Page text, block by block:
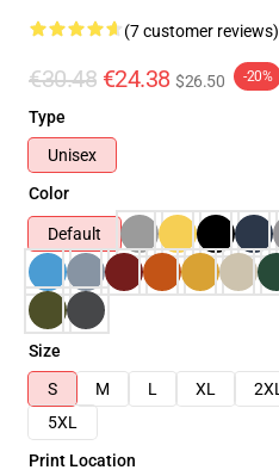
(7 customer reviews)
€30.48 €24.38 $26.50 -20%
Type
Unisex
Color
Default
Size
S
M L XL 2XL
5XL
Print Location